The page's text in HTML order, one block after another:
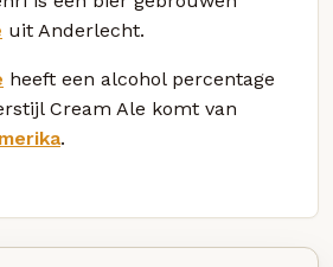
uit Anderlecht.
heeft een alcohol percentage
Cream Ale komt van
.